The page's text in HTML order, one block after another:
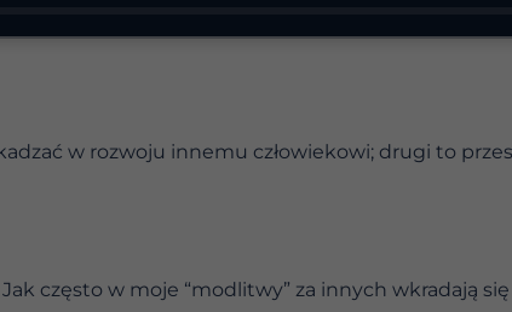
w rozwoju innemu człowiekowi; drugi to
często w moje “modlitwy” za innych wkradają